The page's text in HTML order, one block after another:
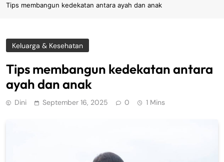
Tips membangun kedekatan antara ayah dan anak
Keluarga & Kesehatan
Tips membangun kedekatan antara
ayah dan anak
Dini September 16, 2025 0 1 Mins